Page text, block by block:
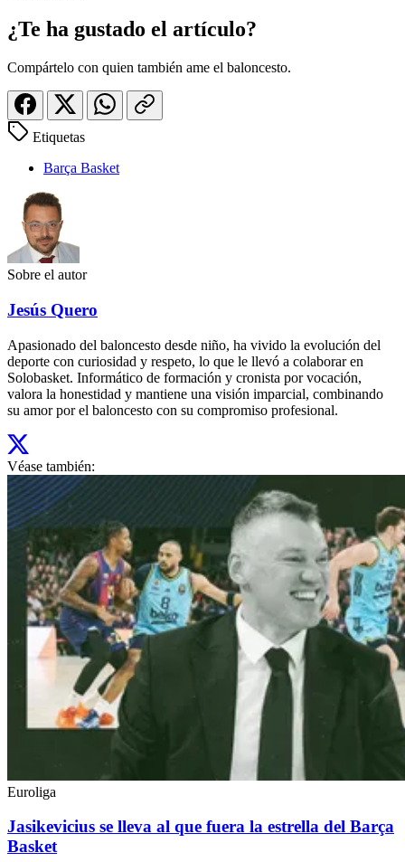
¿Te ha gustado el artículo?
Compártelo con quien también ame el baloncesto.
Etiquetas
Barça Basket
Sobre el autor
Jesús Quero
Apasionado del baloncesto desde niño, ha vivido la evolución del
deporte con curiosidad y respeto, lo que le llevó a colaborar en
Solobasket. Informático de formación y cronista por vocación,
valora la honestidad y mantiene una visión imparcial, combinando
su amor por el baloncesto con su compromiso profesional.
Véase también:
Euroliga
Jasikevicius se lleva al que fuera la estrella del Barça
Basket